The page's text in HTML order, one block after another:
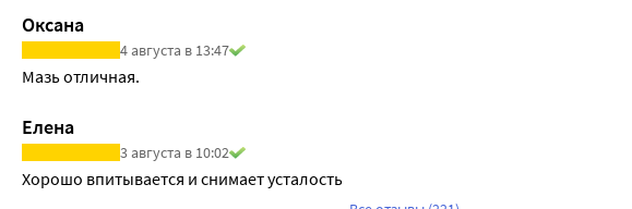
Оксана
4 августа в 13:47
Мазь отличная.
Елена
3 августа в 10:02
Хорошо впитывается и снимает усталость